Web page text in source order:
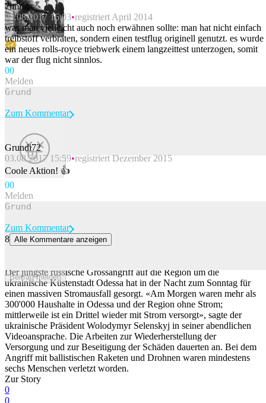
7immi
03.08.2017 16:03 registriert April 2014
was man vielleicht auch noch erwähnen sollte: man hat nicht einfach
treibstoff verbraten, sondern einen testflug originell genutzt. es wurde
ein neues rolls-royce triebwerk einem langzeittest unterzogen, somit
war der flug nicht sinnlos.
00
Melden
Beitrag melden
Zum Kommentar
Grundi72
03.08.2017 15:59 registriert Dezember 2015
Coole Aktion! 👍
00
Melden
Beitrag melden
Zum Kommentar
8 Alle Kommentare anzeigen
Der jüngste russische Grossangriff auf die Region um die
ukrainische Küstenstadt Odessa hat in der Nacht zum Sonntag für
einen massiven Stromausfall gesorgt. «Am Morgen waren mehr als
300'000 Haushalte in Odessa und der Region ohne Strom;
mittlerweile ist ein Drittel wieder mit Strom versorgt», sagte der
ukrainische Präsident Wolodymyr Selenskyj in seiner abendlichen
Videoansprache. Die Arbeiten zur Wiederherstellung der
Versorgung und zur Beseitigung der Schäden dauerten an. Bei dem
Angriff mit ballistischen Raketen und Drohnen waren mindestens
sechs Menschen verletzt worden.
Zur Story
0
0